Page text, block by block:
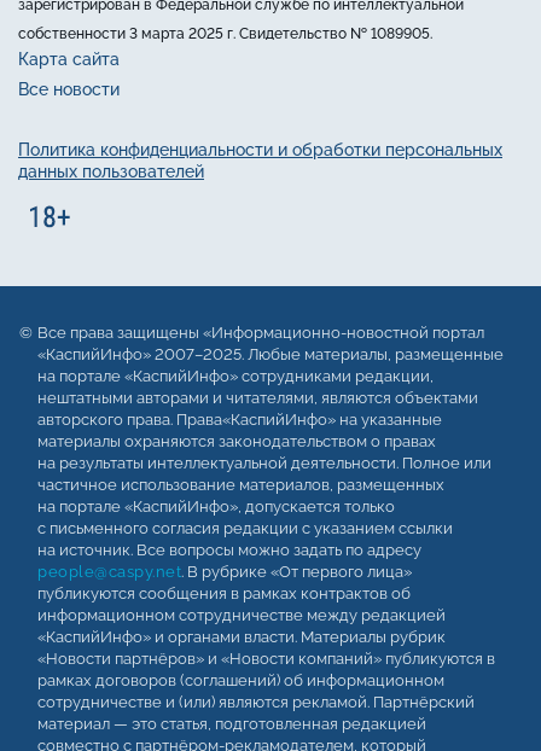
зарегистрирован в Федеральной службе по интеллектуальной
собственности 3 марта 2025 г. Свидетельство № 1089905.
Карта сайта
Все новости
Политика конфиденциальности и обработки персональных
данных пользователей
Все права защищены «Информационно-новостной портал
«КаспийИнфо» 2007–2025. Любые материалы, размещенные
на портале «КаспийИнфо» сотрудниками редакции,
нештатными авторами и читателями, являются объектами
авторского права. Права«КаспийИнфо» на указанные
материалы охраняются законодательством о правах
на результаты интеллектуальной деятельности. Полное или
частичное использование материалов, размещенных
на портале «КаспийИнфо», допускается только
с письменного согласия редакции с указанием ссылки
на источник. Все вопросы можно задать по адресу
people@caspy.net. В рубрике «От первого лица»
публикуются сообщения в рамках контрактов об
информационном сотрудничестве между редакцией
«КаспийИнфо» и органами власти. Материалы рубрик
«Новости партнёров» и «Новости компаний» публикуются в
рамках договоров (соглашений) об информационном
сотрудничестве и (или) являются рекламой. Партнёрский
материал — это статья, подготовленная редакцией
совместно с партнёром-рекламодателем, который